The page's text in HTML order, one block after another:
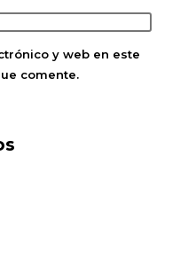
y web en este
comente.